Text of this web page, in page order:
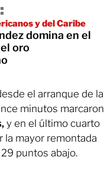
y del Caribe
domina en el
oro
el arranque de la
minutos marcaron
y en el último cuarto
la mayor remontada
puntos abajo.